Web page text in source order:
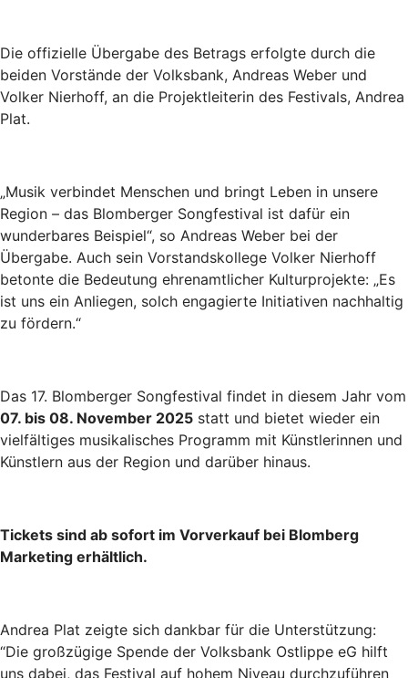
Die offizielle Übergabe des Betrags erfolgte durch die
beiden Vorstände der Volksbank, Andreas Weber und
Volker Nierhoff, an die Projektleiterin des Festivals, Andrea
Plat.
„Musik verbindet Menschen und bringt Leben in unsere
Region – das Blomberger Songfestival ist dafür ein
wunderbares Beispiel“, so Andreas Weber bei der
Übergabe. Auch sein Vorstandskollege Volker Nierhoff
betonte die Bedeutung ehrenamtlicher Kulturprojekte: „Es
ist uns ein Anliegen, solch engagierte Initiativen nachhaltig
zu fördern.“
Das 17. Blomberger Songfestival findet in diesem Jahr vom
07. bis 08. November 2025 statt und bietet wieder ein
vielfältiges musikalisches Programm mit Künstlerinnen und
Künstlern aus der Region und darüber hinaus.
Tickets sind ab sofort im Vorverkauf bei Blomberg
Marketing erhältlich.
Andrea Plat zeigte sich dankbar für die Unterstützung:
“Die großzügige Spende der Volksbank Ostlippe eG hilft
uns dabei, das Festival auf hohem Niveau durchzuführen